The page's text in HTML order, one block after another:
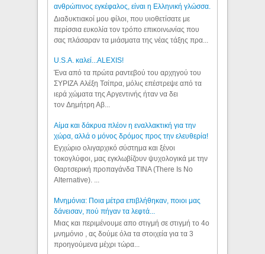
ανθρώπινος εγκέφαλος, είναι η Ελληνική γλώσσα.
Διαδυκτιακοί μου φίλοι, που υιοθετίσατε με
περίσσια ευκολία τον τρόπο επικοινωνίας που
σας πλάσαραν τα μιάσματα της νέας τάξης πρα...
U.S.A. καλεί...ALEXIS!
Ένα από τα πρώτα ραντεβού του αρχηγού του
ΣΥΡΙΖΑ Αλέξη Τσίπρα, μόλις επέστρεψε από τα
ιερά χώματα της Αργεντινής ήταν να δει
τον Δημήτρη Αβ...
Αίμα και δάκρυα πλέον η εναλλακτική για την
χώρα, αλλά ο μόνος δρόμος προς την ελευθερία!
Εγχώριο ολιγαρχικό σύστημα και ξένοι
τοκογλύφοι, μας εγκλωβίζουν ψυχολογικά με την
Θαρτσερική προπαγάνδα TINA (There Is No
Alternative). ...
Μνημόνια: Ποια μέτρα επιβλήθηκαν, ποιοι μας
δάνεισαν, πού πήγαν τα λεφτά...
Μιας και περιμένουμε απο στιγμή σε στιγμή το 4ο
μνημόνιο , ας δούμε όλα τα στοιχεία για τα 3
προηγούμενα μέχρι τώρα...